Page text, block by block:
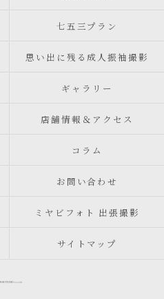
七五三プラン
思い出に残る成人振袖撮影
ギャラリー
店舗情報＆アクセス
コラム
お問い合わせ
ミヤビフォト 出張撮影
サイトマップ